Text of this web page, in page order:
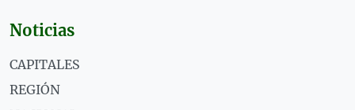
Noticias
CAPITALES
REGIÓN